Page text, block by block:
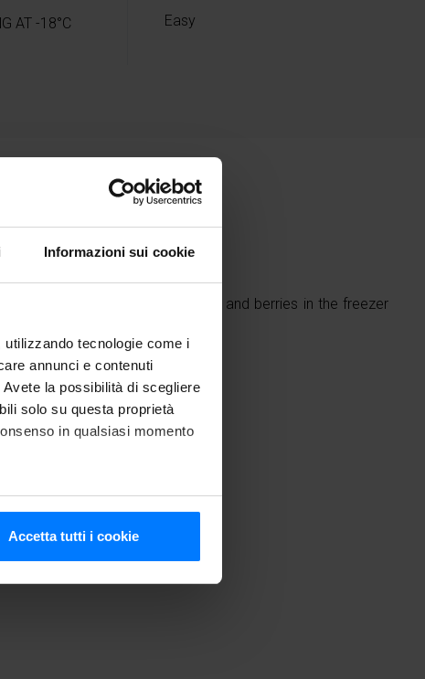
Informazioni sui cookie
tecnologie come i
annunci e contenuti
la possibilità di scegliere
solo su questa proprietà
in qualsiasi momento
(impronte digitali).
e analizzare il nostro
si occupano di analisi dei
Accetta tutti i cookie
AT -18°C Easy
Freddy you can store your herbs and berries in the freezer